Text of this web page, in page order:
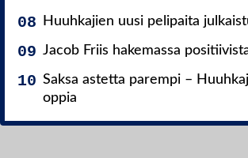
Huuhkajien uusi pelipaita
Jacob Friis hakemassa
Saksa astetta parempi –
oppia